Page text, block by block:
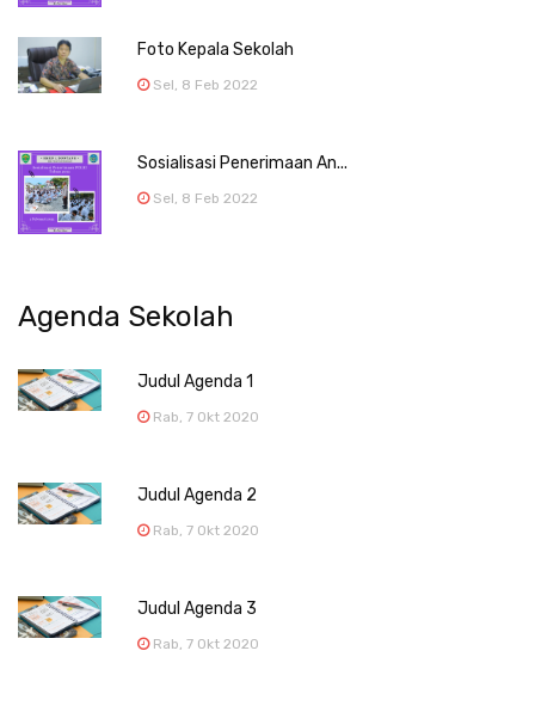
Foto Kepala Sekolah
Sel, 8 Feb 2022
Sosialisasi Penerimaan An...
Sel, 8 Feb 2022
Agenda Sekolah
Judul Agenda 1
Rab, 7 Okt 2020
Judul Agenda 2
Rab, 7 Okt 2020
Judul Agenda 3
Rab, 7 Okt 2020